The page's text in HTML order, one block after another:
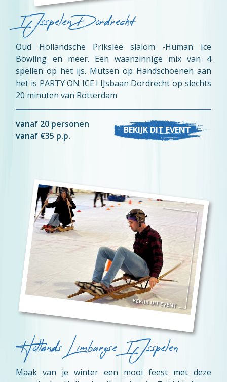
IJsspelen Dordrecht
Oud Hollandsche Prikslee slalom -Human Ice
Bowling en meer. Een waanzinnige mix van 4
spellen op het ijs. Mutsen op Handschoenen aan
het is PARTY ON ICE ! IJsbaan Dordrecht op slechts
20 minuten van Rotterdam
vanaf 20 personen
vanaf €35 p.p.
BEKIJK DIT EVENT
Hollands Limburgse IJsspelen
Maak van je winter een mooi feest met deze